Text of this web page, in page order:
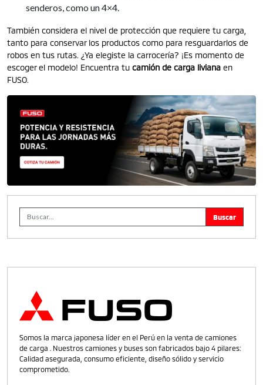
senderos, como un 4×4.
También considera el nivel de protección que requiere tu carga,
tanto para conservar los productos como para resguardarlos de
robos en tus rutas. ¿Ya elegiste la carrocería? ¡Es momento de
escoger el modelo! Encuentra tu camión de carga liviana en
FUSO.
Somos la marca japonesa líder en el Perú en la venta de camiones
de carga . Nuestros camiones y buses son fabricados bajo 4 pilares:
Calidad asegurada, consumo eficiente, diseño sólido y servicio
comprometido.